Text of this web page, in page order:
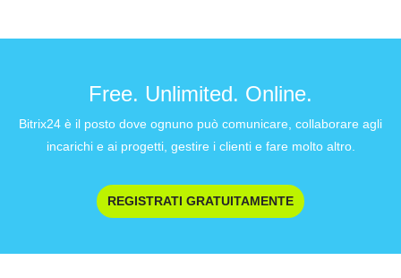
Free. Unlimited. Online.
Bitrix24 è il posto dove ognuno può comunicare, collaborare agli
incarichi e ai progetti, gestire i clienti e fare molto altro.
REGISTRATI GRATUITAMENTE